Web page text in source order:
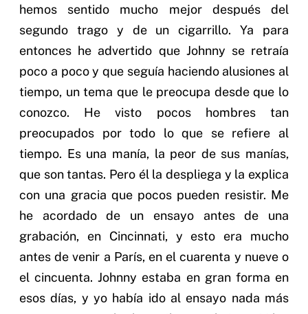
hemos sentido mucho mejor después del
segundo trago y de un cigarrillo. Ya para
entonces he advertido que Johnny se retraía
poco a poco y que seguía haciendo alusiones al
tiempo, un tema que le preocupa desde que lo
conozco. He visto pocos hombres tan
preocupados por todo lo que se refiere al
tiempo. Es una manía, la peor de sus manías,
que son tantas. Pero él la despliega y la explica
con una gracia que pocos pueden resistir. Me
he acordado de un ensayo antes de una
grabación, en Cincinnati, y esto era mucho
antes de venir a París, en el cuarenta y nueve o
el cincuenta. Johnny estaba en gran forma en
esos días, y yo había ido al ensayo nada más